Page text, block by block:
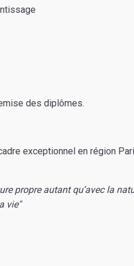
des diplômes.
exceptionnel en région
propre autant qu’avec la
vie"